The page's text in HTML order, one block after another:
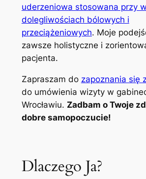
uderzeniowa stosowana przy
dolegliwościach bólowych i
przeciążeniowych. Moje
zawsze holistyczne i
pacjenta.
Zapraszam do zapoznania się
do umówienia wizyty w
Wrocławiu. Zadbam o Twoje
dobre samopoczucie!
Dlaczego Ja?